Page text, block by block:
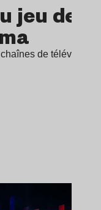
jeu des
de télévision